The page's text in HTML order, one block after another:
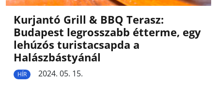
Kurjantó Grill & BBQ Terasz:
Budapest legrosszabb étterme, egy
lehúzós turistacsapda a
Halászbástyánál
HÍR
2024. 05. 15.